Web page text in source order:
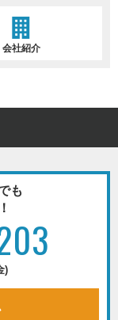
会社紹介
も
)